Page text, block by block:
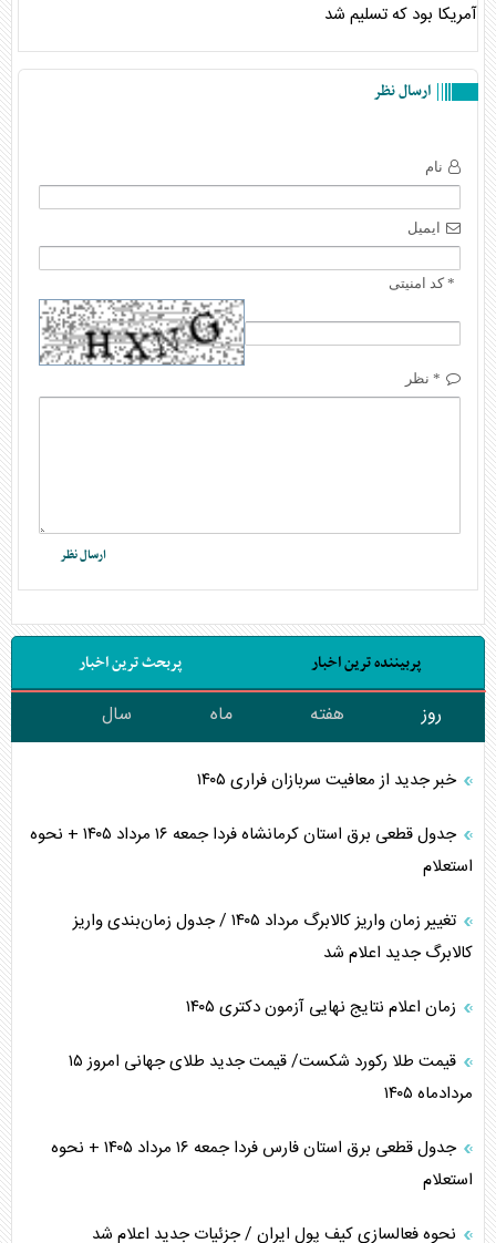
آمریکا بود که تسلیم شد
ارسال نظر
نام
ایمیل
* کد امنیتی
* نظر
پربیننده ترین اخبار پربحث ترین اخبار
روز هفته ماه سال
خبر جدید از معافیت سربازان فراری ۱۴۰۵
جدول قطعی برق استان کرمانشاه فردا جمعه ۱۶ مرداد ۱۴۰۵ + نحوه
استعلام
تغییر زمان واریز کالابرگ مرداد ۱۴۰۵ / جدول زمان‌بندی واریز
کالابرگ جدید اعلام شد
زمان اعلام نتایج نهایی آزمون دکتری ۱۴۰۵
قیمت طلا رکورد شکست/ قیمت جدید طلای جهانی امروز ۱۵
مردادماه ۱۴۰۵
جدول قطعی برق استان فارس فردا جمعه ۱۶ مرداد ۱۴۰۵ + نحوه
استعلام
نحوه فعالسازی کیف پول ایران / جزئیات جدید اعلام شد